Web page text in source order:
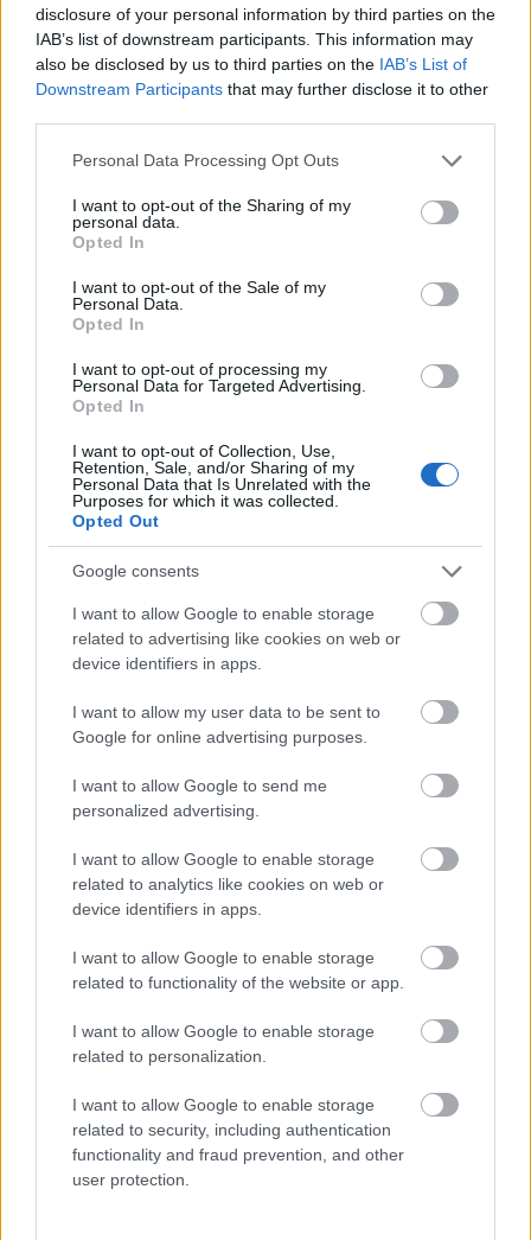
disclosure of your personal information by third parties on the
IAB’s list of downstream participants. This information may
also be disclosed by us to third parties on the IAB’s List of
Downstream Participants that may further disclose it to other
Please note that this website/app uses one or more Google
not limited to your visit or usage behaviour. You may click to
grant or deny consent to Google and its third-party tags to
use your data for below specified purposes in below Google
consent section.
Personal Data Processing Opt Outs
I want to opt-out of the Sharing of my
personal data.
Opted In
I want to opt-out of the Sale of my
Personal Data.
Opted In
I want to opt-out of processing my
Personal Data for Targeted Advertising.
Opted In
I want to opt-out of Collection, Use,
Retention, Sale, and/or Sharing of my
Personal Data that Is Unrelated with the
Purposes for which it was collected.
Opted Out
Google consents
I want to allow Google to enable storage
related to advertising like cookies on web or
device identifiers in apps.
I want to allow my user data to be sent to
Google for online advertising purposes.
I want to allow Google to send me
personalized advertising.
I want to allow Google to enable storage
related to analytics like cookies on web or
device identifiers in apps.
I want to allow Google to enable storage
related to functionality of the website or app.
I want to allow Google to enable storage
related to personalization.
I want to allow Google to enable storage
related to security, including authentication
functionality and fraud prevention, and other
user protection.
Jogvédő szervezetként ilyenkor nem marad más
eszközünk, mint a nyilvánosság megszólítása.
Ha ezt más nem teszi meg helyettünk, mi
szívesen felvállajuk ezt a szerepet. Ha a
kormany.hu nem az a hely, ahonnan
tájékozódhatnak a polgárok a kormány
törekvéseiről, akkor magunknak kell
megteremteni ezeket a platformokat
. Ha ezt nem
tesszük, marad a titkolózás, marad a követhetetlen
törvénykezés, maradnak a parlamenti díszletek
között meghozott rapid és megalapozatlan
döntések. Olyan döntések, amelyek potenciálisan
mindannyiunk életét befolyásolják. A
törvénytervezetből csak két példa. A
terrorfenyegetettség szintjétől függetlenül
felhatalmazná a tervezet egy minisztert arra, hogy
megtiltsa a tömegtartózkodásra alkalmas
létesítmények látogatását, tömegrendezvények
tartását. Ez praktikusan egy nagyon fontos
demokratikus jognak, a gyülekezésnek a
korlátozását is jelentheti. Rendleti úton,
pontjával kapcsolatban, arról, hogy a titoksítás
milyen fontos a digitális korban, egy korábbi
posztbanírtunk.
Az átláthatatóság korlátozása legtöbb esetben
a közpénzek elköltésének követhetetlenségét
szolgáló kormányzati eszköz, itt azonban
többről van szó. A tervezett szabályok jelentős
része ugyanis a magánszféránkat befolyásolja, a
bevezetni kívánt szabályok egy része
kimondottan Alaptörvény-ellenes(részletes
álláspontunkittelérhető). Nem azt állítjuk, hogy
nemzet- és közbiztonság fenntartása érdekében
indokolná, abban azonban biztosak vagyunk, hogy a
be mindennapjainkba.
korlátozás feltételeinek a jelenleginél sokkal
precízebb meghatározásával, a hiányzó
garanciák megteremtésével és az alkalmatlan
korlátokat jelentő szabályok elhagyásával.